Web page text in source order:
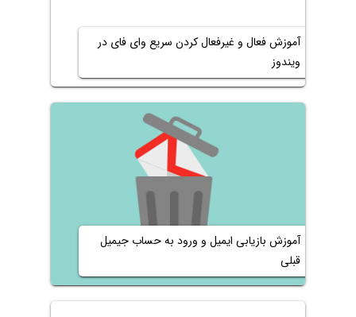
آموزش فعال و غیرفعال کردن سریع وای فای در
ویندوز
آموزش بازیابی ایمیل و ورود به حساب جیمیل
قبلی